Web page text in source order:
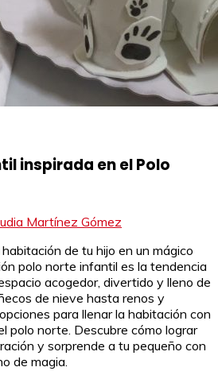
inspirada en el Polo
Martínez Gómez
de tu hijo en un mágico
polo norte infantil es la tendencia
acogedor, divertido y lleno de
de nieve hasta renos y
para llenar la habitación con
polo norte. Descubre cómo lograr
y sorprende a tu pequeño con
de magia.